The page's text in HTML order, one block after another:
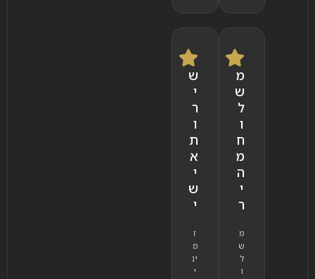
מ
ש
ל
ו
ח
מ
ה
י
ר
מ
ש
ל
ו
ש
י
ר
ו
ת
א
י
ש
י
ז
מ
ינ
י